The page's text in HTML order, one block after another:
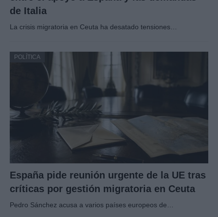
de Italia
La crisis migratoria en Ceuta ha desatado tensiones…
POLÍTICA
España pide reunión urgente de la UE tras
críticas por gestión migratoria en Ceuta
Pedro Sánchez acusa a varios países europeos de…